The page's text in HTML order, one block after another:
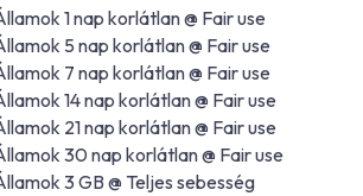
1 nap korlátlan @ Fair use
5 nap korlátlan @ Fair use
7 nap korlátlan @ Fair use
14 nap korlátlan @ Fair use
21 nap korlátlan @ Fair use
30 nap korlátlan @ Fair use
3 GB @ Teljes sebesség